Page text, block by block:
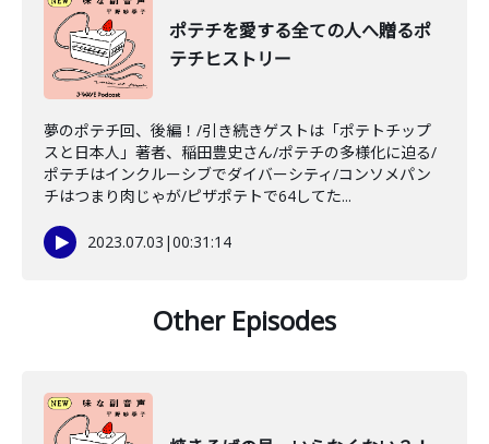
ポテチを愛する全ての人へ贈るポ
テチヒストリー
夢のポテチ回、後編！/引き続きゲストは「ポテトチップ
スと日本人」著者、稲田豊史さん/ポテチの多様化に迫る/
ポテチはインクルーシブでダイバーシティ/コンソメパン
チはつまり肉じゃが/ピザポテトで64してた...
2023.07.03 |00:31:14
Other Episodes